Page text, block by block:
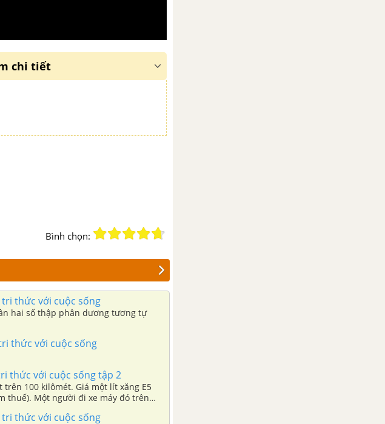
chi tiết
Bình chọn:
tri thức với cuộc sống
hai số thập phân dương tương tự
thức với cuộc sống
thức với cuộc sống tập 2
100 kilômét. Giá một lít xăng E5
thuế). Một người đi xe máy đó trên
tri thức với cuộc sống